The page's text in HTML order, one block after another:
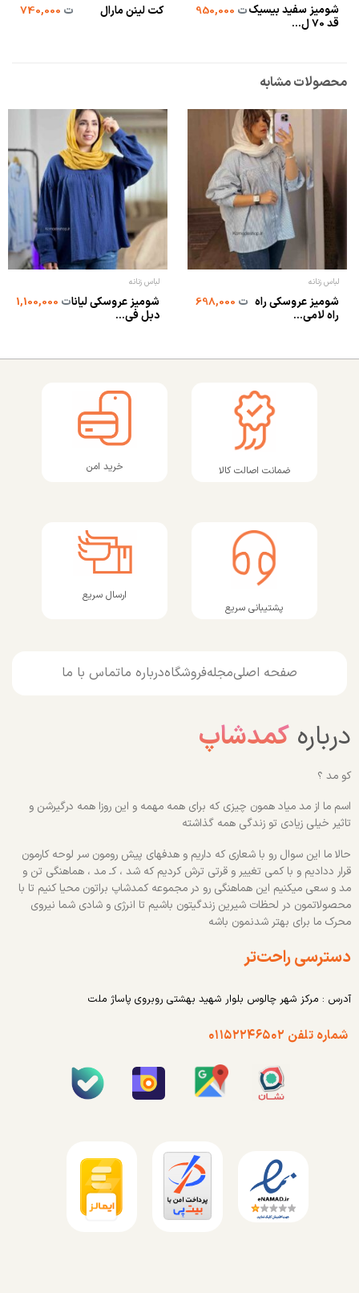
شومیز سفید بیسیک
قد 70 ل...
ت950,000 کت لینن مارال ت740,000
محصولات مشابه
لباس زنانه
شومیز عروسکی راه
راه لامی...
ت698,000
لباس زنانه
شومیز عروسکی لیانا
دبل فی...
ت1,100,000
ضمانت اصالت کالا خرید امن
پشتیبانی سریع
ارسال سریع
صفحه اصلیمجلهفروشگاهدرباره ماتماس با ما
درباره کمدشاپ
کو مد ؟
اسم ما از مد میاد همون چیزی که برای همه مهمه و این روزا همه درگیرشن و
تاثیر خیلی زیادی تو زندگی همه گذاشته
حالا ما این سوال رو با شعاری که داریم و هدفهای پیش رومون سر لوحه کارمون
قرار ددادیم و با کمی تغییر و قرتی ترش کردیم که شد ، کـ مد ، هماهنگی تن و
مد و سعی میکنیم این هماهنگی رو در مجموعه کمدشاپ براتون محیا کنیم تا با
محصولاتمون در لحظات شیرین زندگیتون باشیم تا انرژی و شادی شما نیروی
محرک ما برای بهتر شدنمون باشه
دسترسی راحت‌تر
آدرس : مرکز شهر چالوس بلوار شهید بهشتی روبروی پاساژ ملت
شماره تلفن ۰۱۱۵۲۲۴۶۵۰۲